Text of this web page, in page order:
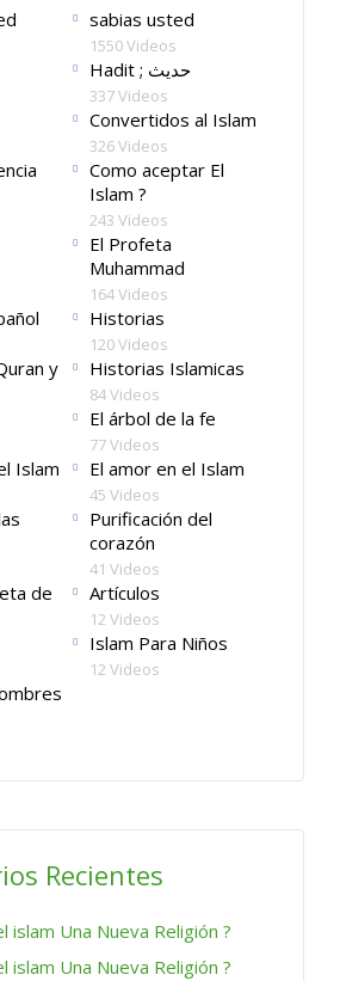
sabias usted
1550 Videos
Hadit ; حديث
337 Videos
Convertidos al Islam
326 Videos
Como aceptar El
Islam ?
243 Videos
El Profeta
Muhammad
164 Videos
Historias
120 Videos
y
Historias Islamicas
84 Videos
El árbol de la fe
77 Videos
Islam El amor en el Islam
45 Videos
Purificación del
corazón
41 Videos
de
Artículos
12 Videos
Islam Para Niños
12 Videos
Recientes
islam Una Nueva Religión ?
islam Una Nueva Religión ?